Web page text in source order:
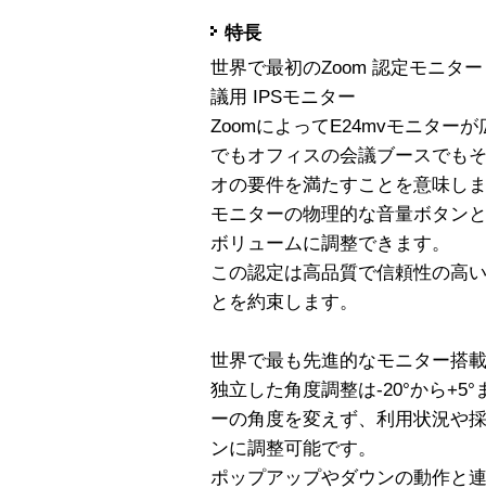
特長
世界で最初のZoom 認定モニタ
議用 IPSモニター
ZoomによってE24mvモニター
でもオフィスの会議ブースでも
オの要件を満たすことを意味し
モニターの物理的な音量ボタン
ボリュームに調整できます。
この認定は高品質で信頼性の高
とを約束します。
世界で最も先進的なモニター搭
独立した角度調整は-20°から
ーの角度を変えず、利用状況や
ンに調整可能です。
ポップアップやダウンの動作と